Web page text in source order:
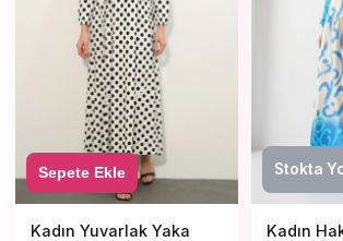
Sepete Ekle
Kadın Yuvarlak Yaka
Stokta
Kadın